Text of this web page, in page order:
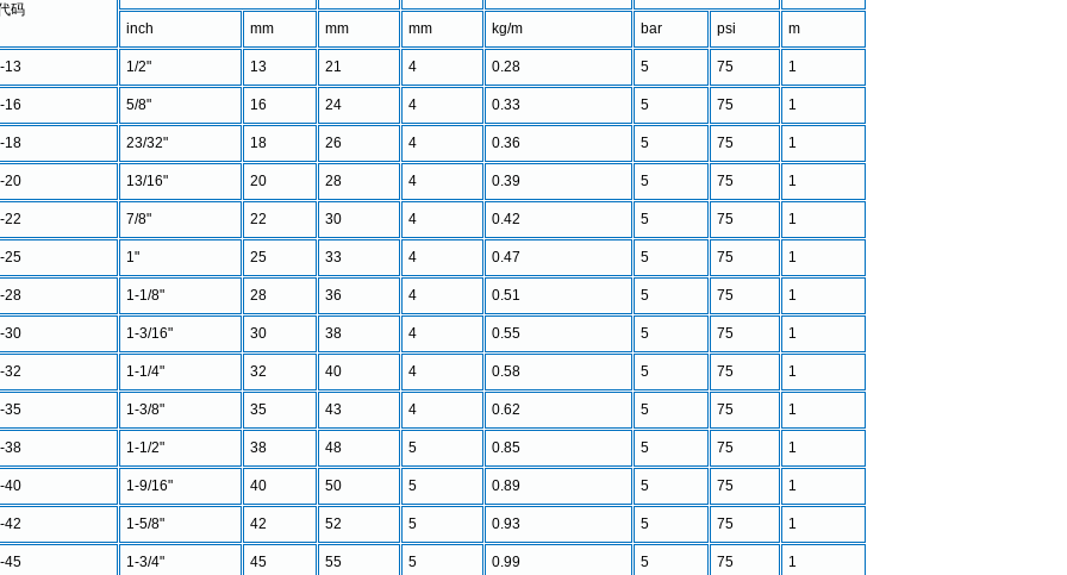
码
inch mm mm mm kg/m bar psi m
13 1/2" 13 21 4 0.28 5 75 1
16 5/8" 16 24 4 0.33 5 75 1
18 23/32" 18 26 4 0.36 5 75 1
20 13/16" 20 28 4 0.39 5 75 1
22 7/8" 22 30 4 0.42 5 75 1
25 1" 25 33 4 0.47 5 75 1
28 1-1/8" 28 36 4 0.51 5 75 1
30 1-3/16" 30 38 4 0.55 5 75 1
32 1-1/4" 32 40 4 0.58 5 75 1
35 1-3/8" 35 43 4 0.62 5 75 1
38 1-1/2" 38 48 5 0.85 5 75 1
40 1-9/16" 40 50 5 0.89 5 75 1
42 1-5/8" 42 52 5 0.93 5 75 1
45 1-3/4" 45 55 5 0.99 5 75 1